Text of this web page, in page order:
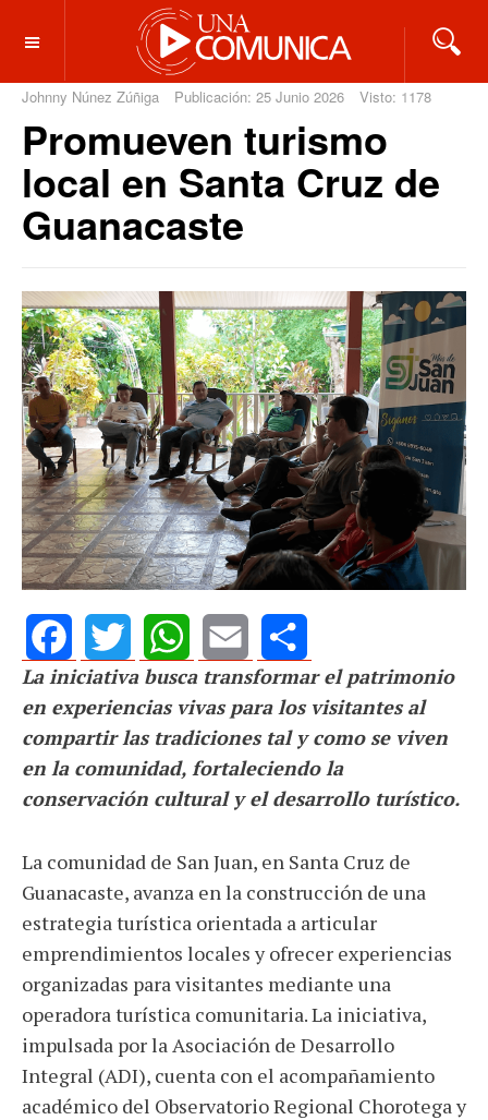
OFF CANVAS
Johnny Núnez Zúñiga Publicación: 25 Junio 2026 Visto: 1178
Promueven turismo
local en Santa Cruz de
Guanacaste
FacebookTwitterWhatsAppEmail Share
La iniciativa busca transformar el patrimonio
en experiencias vivas para los visitantes al
compartir las tradiciones tal y como se viven
en la comunidad, fortaleciendo la
conservación cultural y el desarrollo turístico.
La comunidad de San Juan, en Santa Cruz de
Guanacaste, avanza en la construcción de una
estrategia turística orientada a articular
emprendimientos locales y ofrecer experiencias
organizadas para visitantes mediante una
operadora turística comunitaria. La iniciativa,
impulsada por la Asociación de Desarrollo
Integral (ADI), cuenta con el acompañamiento
académico del Observatorio Regional Chorotega y